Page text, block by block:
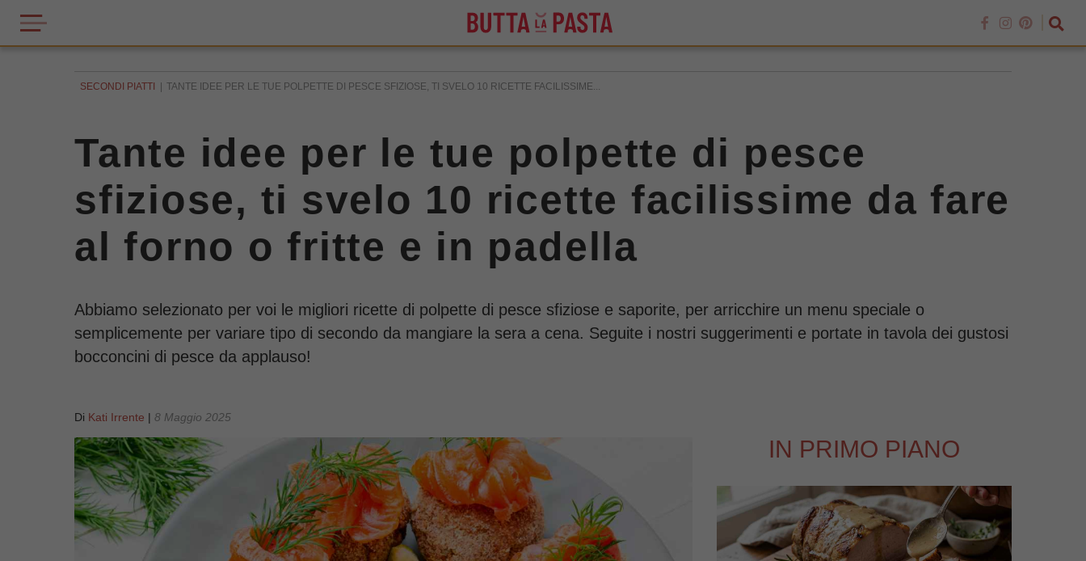
SECONDI PIATTI TANTE IDEE PER LE TUE POLPETTE DI PESCE SFIZIOSE, TI SVELO 10 RICETTE FACILISSIME...
Tante idee per le tue polpette di pesce
sfiziose, ti svelo 10 ricette facilissime da fare
al forno o fritte e in padella
Abbiamo selezionato per voi le migliori ricette di polpette di pesce sfiziose e saporite, per arricchire un menu speciale o
semplicemente per variare tipo di secondo da mangiare la sera a cena. Seguite i nostri suggerimenti e portate in tavola dei gustosi
bocconcini di pesce da applauso!
Di Kati Irrente | 8 Maggio 2025
IN PRIMO PIANO